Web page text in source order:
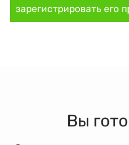
зарегистрировать его
Вы